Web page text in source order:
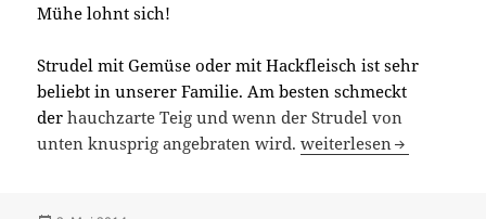
Mühe lohnt sich!
Strudel mit Gemüse oder mit Hackfleisch ist sehr
beliebt in unserer Familie. Am besten schmeckt
derhauchzarte Teig und wenn der Strudel von
unten knusprig angebraten wird. Strudel gefüllt mit
weiterlesen